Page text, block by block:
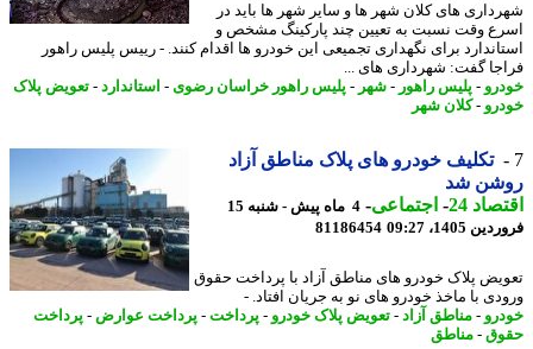
های کلان شهر ها و سایر شهر ها باید در
وقت نسبت به تعیین چند پارکینگ مشخص و
برای نگهداری تجمیعی این خودرو ها اقدام کنند. - رییس پلیس راهور
گفت: شهرداری های ...
-پلیس راهور -شهر -پلیس راهور خراسان رضوی-استاندارد- تعویض پلاک
-کلان شهر
تکلیف خودرو های پلاک مناطق آزاد
شد
24
-اجتماعی-
4 ماه پیش - شنبه 15
1405، 09:27
81186454
پلاک خودرو های مناطق آزاد با پرداخت حقوق
با ماخذ خودرو های نو به جریان افتاد. -
-مناطق آزاد- تعویض پلاک خودرو-پرداخت -پرداخت عوارض -پرداخت
-مناطق